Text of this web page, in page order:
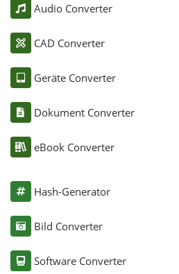
Audio Converter
CAD Converter
Geräte Converter
Dokument Converter
eBook Converter
Hash-Generator
Bild Converter
Software Converter